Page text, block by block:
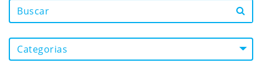
Categorias